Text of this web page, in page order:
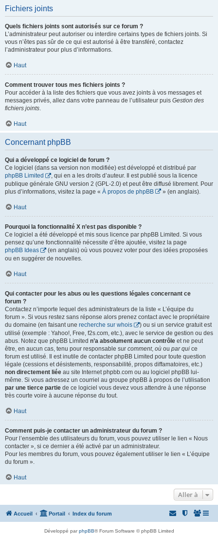
Fichiers joints
Quels fichiers joints sont autorisés sur ce forum ?
L’administrateur peut autoriser ou interdire certains types de fichiers joints. Si
vous n’êtes pas sûr de ce qui est autorisé à être transféré, contactez
l’administrateur pour plus d’informations.
Haut
Comment trouver tous mes fichiers joints ?
Pour accéder à la liste des fichiers que vous avez joints à vos messages et
messages privés, allez dans votre panneau de l’utilisateur puis Gestion des
fichiers joints.
Haut
Concernant phpBB
Qui a développé ce logiciel de forum ?
Ce logiciel (dans sa version non modifiée) est développé et distribué par
phpBB Limited
, qui en a les droits d’auteur. Il est publié sous la licence
publique générale GNU version 2 (GPL-2.0) et peut être diffusé librement. Pour
plus d’informations, visitez la page « À propos de phpBB » (en anglais).
Haut
Pourquoi la fonctionnalité X n’est pas disponible ?
Ce logiciel a été développé et mis sous licence par phpBB Limited. Si vous
pensez qu’une fonctionnalité nécessite d’être ajoutée, visitez la page
phpBB Ideas
(en anglais) où vous pouvez voter pour des idées proposées
ou en suggérer de nouvelles.
Haut
Qui contacter pour les abus ou les questions légales concernant ce
forum ?
Contactez n’importe lequel des administrateurs de la liste « L’équipe du
forum ». Si vous restez sans réponse alors prenez contact avec le propriétaire
du domaine (en faisant une recherche sur whois
) ou si un service gratuit est
utilisé (exemple : Yahoo!, Free, f2s.com, etc.), avec le service de gestion ou des
abus. Notez que phpBB Limited n’a absolument aucun contrôle et ne peut
être, en aucun cas, tenu pour responsable sur comment, où ou par qui ce
forum est utilisé. Il est inutile de contacter phpBB Limited pour toute question
légale (cessions et désistements, responsabilité, propos diffamatoires, etc.)
non directement liée au site Internet phpbb.com ou au logiciel phpBB lui-
même. Si vous adressez un courriel au groupe phpBB à propos de l’utilisation
par une tierce partie de ce logiciel vous devez vous attendre à une réponse
très courte voire à aucune réponse du tout.
Haut
Comment puis-je contacter un administrateur du forum ?
Pour l’ensemble des utilisateurs du forum, vous pouvez utiliser le lien « Nous
contacter », si ce dernier a été activé par un administrateur.
Pour les membres du forum, vous pouvez également utiliser le lien « L’équipe
du forum ».
Haut
Aller à
Accueil Portail Index du forum
Développé parphpBB® Forum Software © phpBB Limited